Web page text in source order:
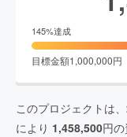
145%達成
目標金額1,000,000円
このプロジェクトは、
により 1,458,500円の